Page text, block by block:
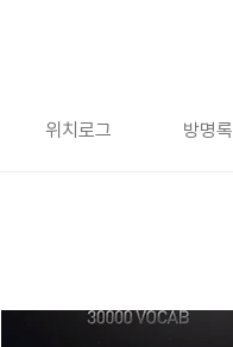
위치로그 방명록